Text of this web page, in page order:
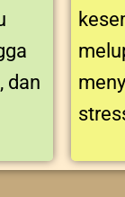
dan